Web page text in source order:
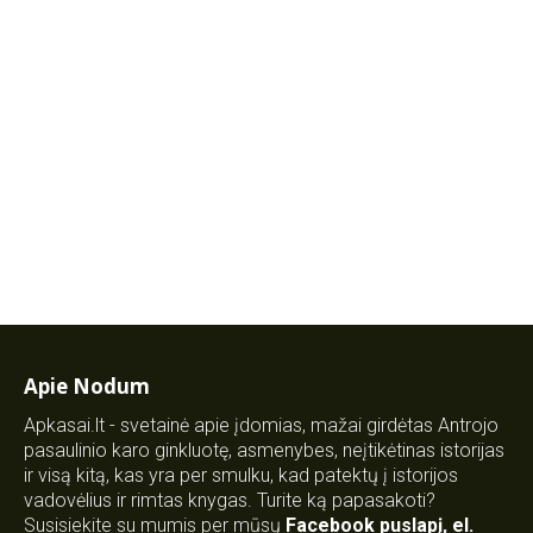
Apie Nodum
Apkasai.lt - svetainė apie įdomias, mažai girdėtas Antrojo
pasaulinio karo ginkluotę, asmenybes, neįtikėtinas istorijas
ir visą kitą, kas yra per smulku, kad patektų į istorijos
vadovėlius ir rimtas knygas. Turite ką papasakoti?
Susisiekite su mumis per mūsų Facebook puslapį, el.